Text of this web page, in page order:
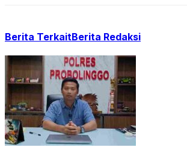
Berita TerkaitBerita Redaksi